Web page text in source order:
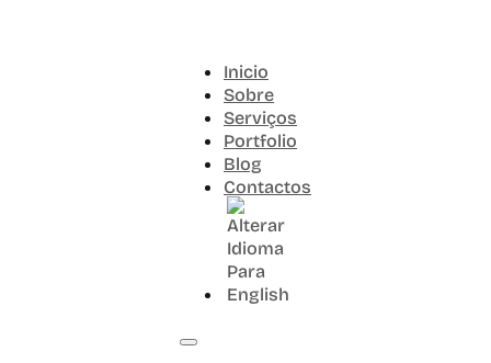
Inicio
Sobre
Serviços
Portfolio
Blog
Contactos